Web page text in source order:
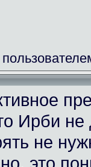
Ирби не
не
это